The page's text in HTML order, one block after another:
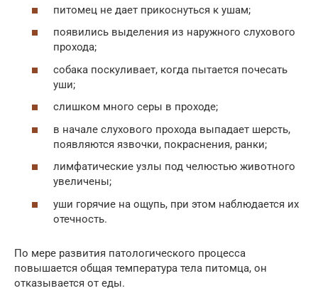
питомец не дает прикоснуться к ушам;
появились выделения из наружного слухового
прохода;
собака поскуливает, когда пытается почесать
уши;
слишком много серы в проходе;
в начале слухового прохода выпадает шерсть,
появляются язвочки, покраснения, ранки;
лимфатические узлы под челюстью животного
увеличены;
уши горячие на ощупь, при этом наблюдается их
отечность.
По мере развития патологического процесса
повышается общая температура тела питомца, он
отказывается от еды.